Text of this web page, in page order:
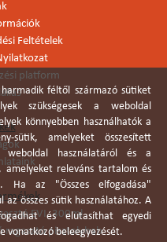
Feltételek
platform
EVI. 300ml
ragasztó pisztolyhab
féltől származó sütiket
szükségesek a weboldal
könnyebben használhatók a
sütik, amelyeket összesített
weboldal használatáról és a
amelyeket releváns tartalom és
Ha az "Összes elfogadása"
az összes sütik használatához. A
és elutasíthat egyedi
vonatkozó beleegyezését.